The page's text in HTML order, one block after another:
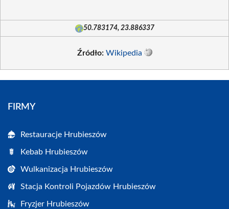
50.783174, 23.886337
Źródło: Wikipedia
FIRMY
Restauracje Hrubieszów
Kebab Hrubieszów
Wulkanizacja Hrubieszów
Stacja Kontroli Pojazdów Hrubieszów
Fryzjer Hrubieszów